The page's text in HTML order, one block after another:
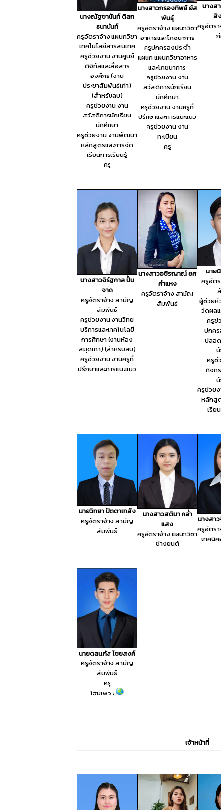
นางณัฐชานันท์ ดิลก
ธนานันท์
ครูอัตราจ้าง แผนกวิชา
เทคโนโลยีสารสนเทศ
ครูช่วยงาน งานศูนย์
ดิจิทัลและสื่อสาร
องค์กร (งาน
ประชาสัมพันธ์เก่า)
(สำหรับลบ)
ครูช่วยงาน งาน
สวัสดิการนักเรียน
นักศึกษา
ครูช่วยงาน งานพัฒนา
หลักสูตรและการจัด
เรียนการเรียนรู้
ครู
นางสาวกรองทิพย์ ยัส
พันธุ์
ครูอัตราจ้าง แผนกวิชา
อาหารและโภชนาการ
ครูปกครองประจำ
แผนก แผนกวิชาอาหาร
และโภชนาการ
ครูช่วยงาน งาน
สวัสดิการนักเรียน
นักศึกษา
ครูช่วยงาน งานครูที่
ปรึกษาและการแนะแนว
ครูช่วยงาน งาน
ทะเบียน
ครู
นางส
สิ
ครูอัตร
นางสาวจิรัฐกาล ปั้น
จาด
ครูอัตราจ้าง สามัญ
สัมพันธ์
ครูช่วยงาน งานวิทย
บริการและเทคโนโลยี
การศึกษา (งานห้อง
สมุดเก่า) (สำหรับลบ)
ครูช่วยงาน งานครูที่
ปรึกษาและการแนะแนว
นางสาวอชิรญาณ์ ยศ
คำแหง
ครูอัตราจ้าง สามัญ
สัมพันธ์
นาย
ครูอัต
ผู้ช่วยหั
วัดผลแ
ครูช่
ปกคร
ปลอ
ครูช่
กิจก
ครูช่วย
หลักสู
เรีย
นายวิทยา ปัตตาเทสัง
ครูอัตราจ้าง สามัญ
สัมพันธ์
นางสาวสติมา กล่ำ
แสง
ครูอัตราจ้าง แผนกวิชา
ช่างยนต์
นางสา
ครูอัตร
เทคนิ
นายดลนภัส ไชยสงค์
ครูอัตราจ้าง สามัญ
สัมพันธ์
ครู
โฮมเพจ :
เจ้าหน้าที่